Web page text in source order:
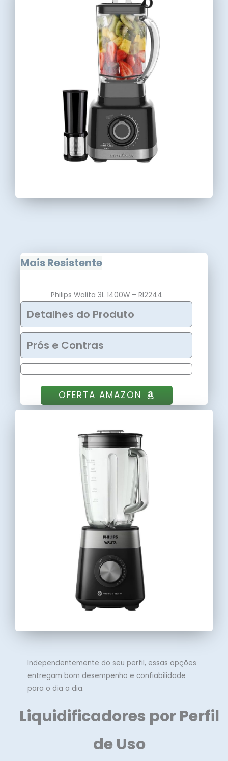
Mais Resistente
Philips Walita 3L 1400W – RI2244
Detalhes do Produto
Prós e Contras
OFERTA AMAZON
Independentemente do seu perfil, essas opções
entregam bom desempenho e confiabilidade
para o dia a dia.
Liquidificadores por Perfil
de Uso